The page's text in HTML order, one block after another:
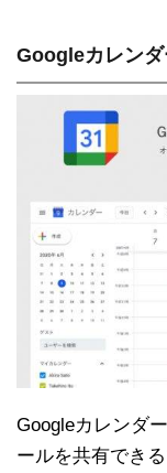
Googleカレンダ
Googleカレンダ
ールを共有でき